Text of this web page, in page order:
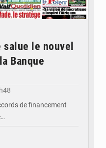
le nouvel
Banque
de financement